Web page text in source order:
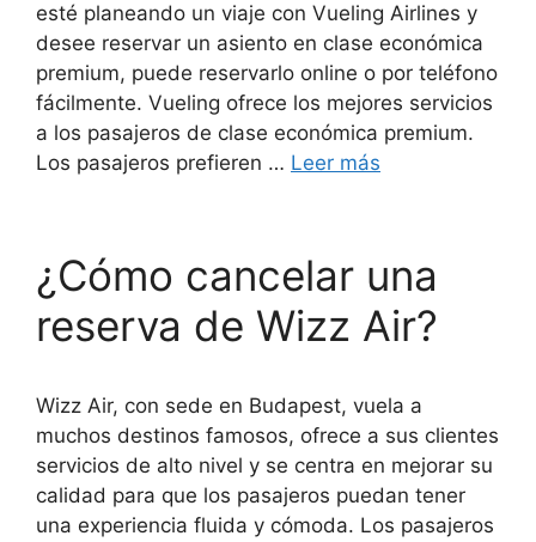
esté planeando un viaje con Vueling Airlines y
desee reservar un asiento en clase económica
premium, puede reservarlo online o por teléfono
fácilmente. Vueling ofrece los mejores servicios
a los pasajeros de clase económica premium.
Los pasajeros prefieren … Leer más
¿Cómo cancelar una
reserva de Wizz Air?
Wizz Air, con sede en Budapest, vuela a
muchos destinos famosos, ofrece a sus clientes
servicios de alto nivel y se centra en mejorar su
calidad para que los pasajeros puedan tener
una experiencia fluida y cómoda. Los pasajeros